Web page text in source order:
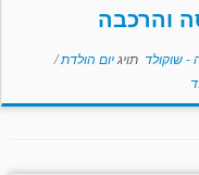
והרכבה
- שוקולד תויגיום הולדת/